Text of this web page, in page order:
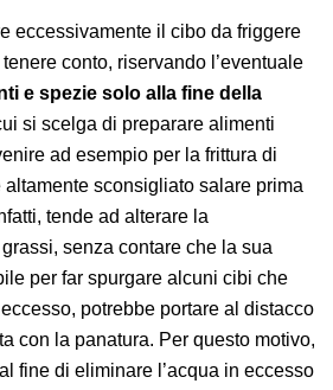
eccessivamente il cibo da friggere
conto, riservando l’eventuale
e spezie solo alla fine della
si scelga di preparare alimenti
ad esempio per la frittura di
sconsigliato salare prima
tende ad alterare la
senza contare che la sua
per far spurgare alcuni cibi che
potrebbe portare al distacco
con la panatura. Per questo motivo,
fine di eliminare l’acqua in eccesso